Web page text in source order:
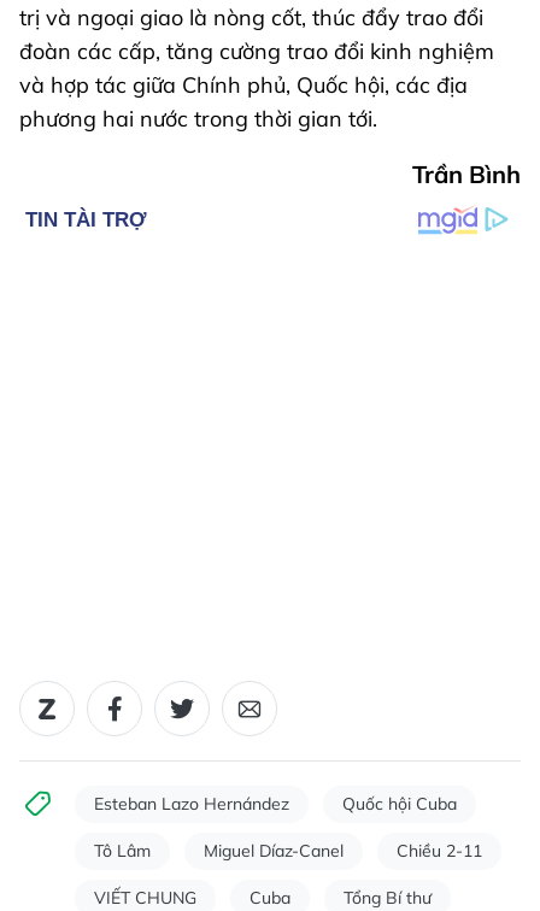
trị và ngoại giao là nòng cốt, thúc đẩy trao đổi
đoàn các cấp, tăng cường trao đổi kinh nghiệm
và hợp tác giữa Chính phủ, Quốc hội, các địa
phương hai nước trong thời gian tới.
Trần Bình
Esteban Lazo Hernández Quốc hội Cuba
Tô Lâm Miguel Díaz-Canel Chiều 2-11
VIẾT CHUNG Cuba Tổng Bí thư